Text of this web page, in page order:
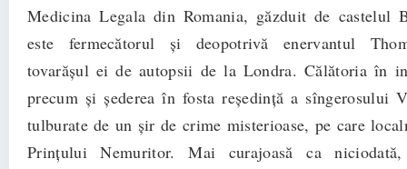
Medicina Legala din Romania, găzduit de castelul
este fermecătorul și deopotrivă enervantul
tovarășul ei de autopsii de la Londra. Călătoria în
precum și șederea în fosta reședință a sîngerosului
tulburate de un șir de crime misterioase, pe care
Prințului Nemuritor. Mai curajoasă ca